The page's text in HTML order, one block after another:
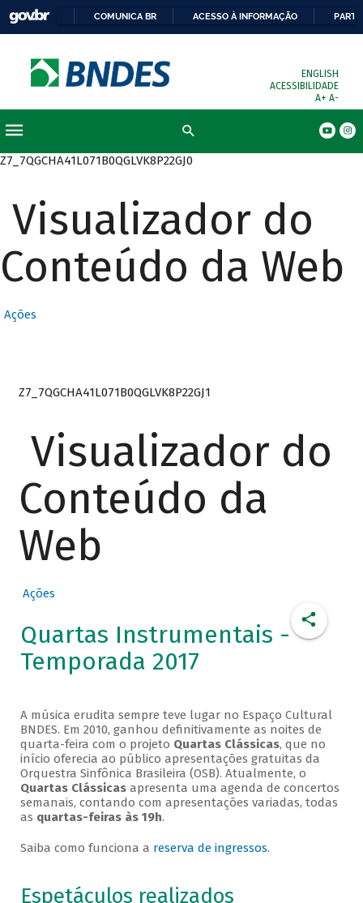
COMUNICA BR ACESSO À INFORMAÇÃO
ENGLISH
ACESSIBILIDADE
A+ A-
Z7_7QGCHA41L071B0QGLVK8P22GJ0
Visualizador do
Conteúdo da Web
Ações
Z7_7QGCHA41L071B0QGLVK8P22GJ1
Visualizador do
Conteúdo da
Web
Ações
Quartas Instrumentais -
Temporada 2017
A música erudita sempre teve lugar no Espaço Cultural
BNDES. Em 2010, ganhou definitivamente as noites de
quarta-feira com o projeto Quartas Clássicas, que no
início oferecia ao público apresentações gratuitas da
Orquestra Sinfônica Brasileira (OSB). Atualmente, o
Quartas Clássicasapresenta uma agenda de concertos
semanais, contando com apresentações variadas, todas
as quartas-feiras às 19h.
Saiba como funciona a reserva de ingressos.
Espetáculos realizados